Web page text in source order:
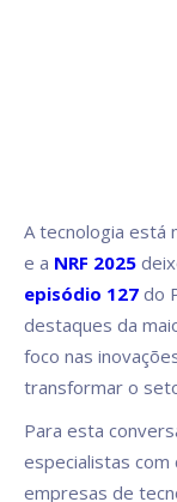
A tecnologia está
e a NRF 2025
episódio 127 do
destaques da
foco nas
transformar o
Para esta
especialistas com
empresas de